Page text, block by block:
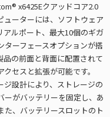
x6425Eクアッドコア2.0
ューターには、ソフトウェア
ルポート、最大10個のギガ
ターフェースオプションが搭
の前面と背面に配置されて
セスと拡張が可能です。
設計により、ストレージの
ーがバッテリーを固定し、あ
た、バッテリースロットのト